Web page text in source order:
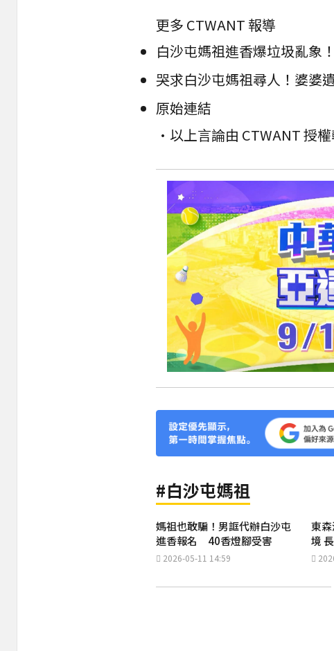
更多 CTWANT 報導
哭求白沙屯媽祖尋人！婆
原始連結
•以上言論由 CTWANT 授
#白沙屯媽祖
媽祖也敢騙！男誆代辦白沙屯
進香報名 40香燈腳受害
2026-05-11 14:59
東
境